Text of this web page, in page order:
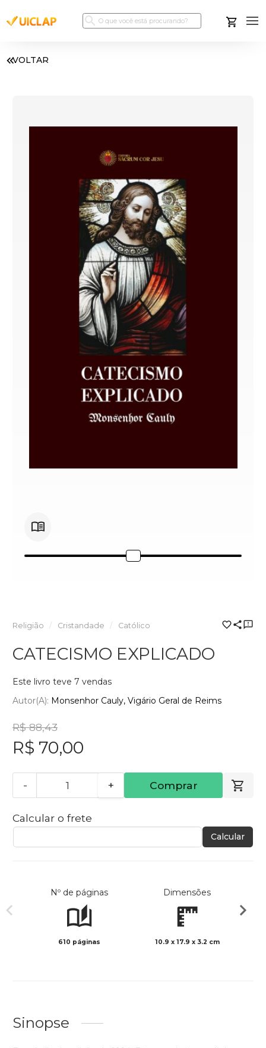
VOLTAR
Religião Cristandade Católico
CATECISMO EXPLICADO
Este livro teve 7 vendas
Autor(a): Monsenhor Cauly, Vigário Geral de Reims
R$ 88,43
R$ 70,00
- + Comprar
Calcular o frete
Calcular
Nº de páginas
610 páginas
Dimensões
10.9 x 17.9 x 3.2 cm
Sinopse